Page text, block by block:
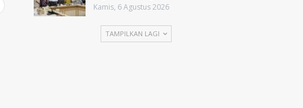
Kamis, 6 Agustus 2026
TAMPILKAN LAGI